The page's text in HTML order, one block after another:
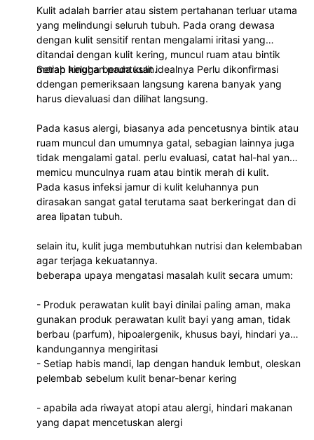
Kulit adalah barrier atau sistem pertahanan terluar utama
yang melindungi seluruh tubuh. Pada orang dewasa
dengan kulit sensitif rentan mengalami iritasi yang
ditandai dengan kulit kering, muncul ruam atau bintik
merah hingga beruntusan.
Setiap keluhan pada kulit idealnya Perlu dikonfirmasi
ddengan pemeriksaan langsung karena banyak yang
harus dievaluasi dan dilihat langsung.
Pada kasus alergi, biasanya ada pencetusnya bintik atau
ruam muncul dan umumnya gatal, sebagian lainnya juga
tidak mengalami gatal. perlu evaluasi, catat hal-hal yang
memicu munculnya ruam atau bintik merah di kulit.
Pada kasus infeksi jamur di kulit keluhannya pun
dirasakan sangat gatal terutama saat berkeringat dan di
area lipatan tubuh.
selain itu, kulit juga membutuhkan nutrisi dan kelembaban
agar terjaga kekuatannya.
beberapa upaya mengatasi masalah kulit secara umum:
- Produk perawatan kulit bayi dinilai paling aman, maka
gunakan produk perawatan kulit bayi yang aman, tidak
berbau (parfum), hipoalergenik, khusus bayi, hindari yang
kandungannya mengiritasi
- Setiap habis mandi, lap dengan handuk lembut, oleskan
pelembab sebelum kulit benar-benar kering
- apabila ada riwayat atopi atau alergi, hindari makanan
yang dapat mencetuskan alergi